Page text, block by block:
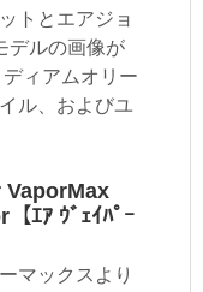
トとエアジョ
デルの画像が
ィアムオリー
ル、およびユ
VaporMax
ｴｱ ｳﾞｪｲﾊﾟｰ
マックスより